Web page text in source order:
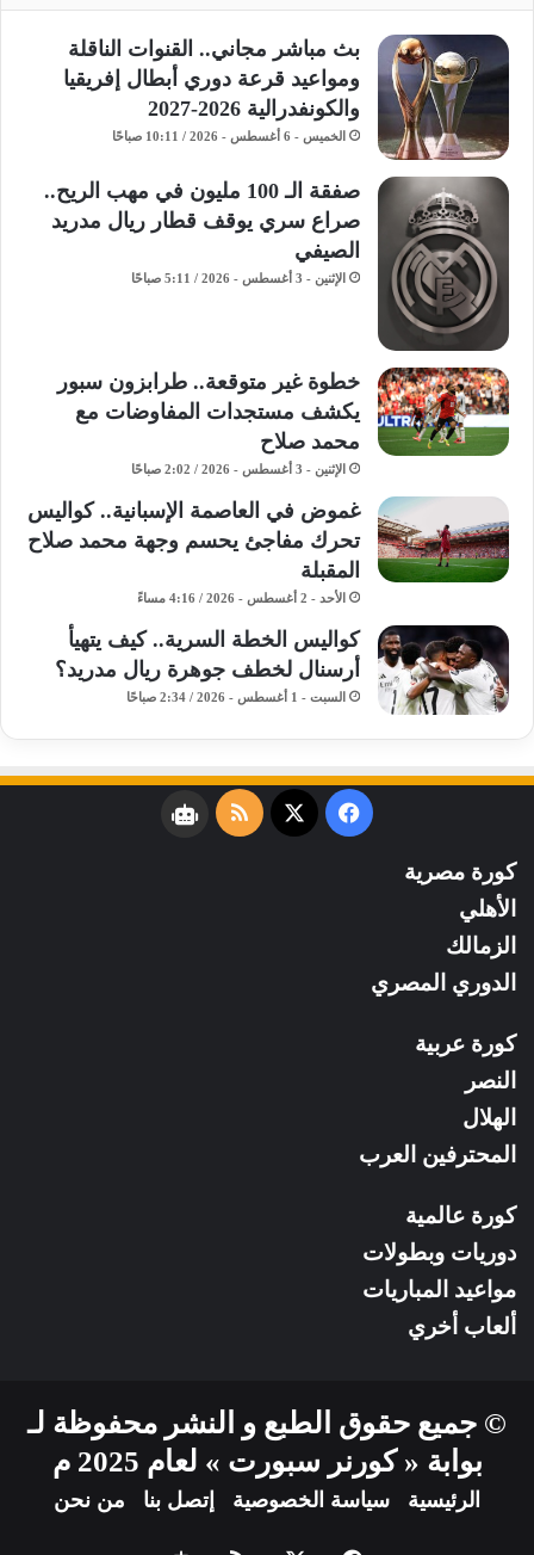
بث مباشر مجاني.. القنوات الناقلة
ومواعيد قرعة دوري أبطال إفريقيا
والكونفدرالية 2026-2027
الخميس - 6 أغسطس - 2026 / 10:11 صباحًا
صفقة الـ 100 مليون في مهب الريح..
صراع سري يوقف قطار ريال مدريد
الصيفي
الإثنين - 3 أغسطس - 2026 / 5:11 صباحًا
خطوة غير متوقعة.. طرابزون سبور
يكشف مستجدات المفاوضات مع
محمد صلاح
الإثنين - 3 أغسطس - 2026 / 2:02 صباحًا
غموض في العاصمة الإسبانية.. كواليس
تحرك مفاجئ يحسم وجهة محمد صلاح
المقبلة
الأحد - 2 أغسطس - 2026 / 4:16 مساءً
كواليس الخطة السرية.. كيف يتهيأ
أرسنال لخطف جوهرة ريال مدريد؟
السبت - 1 أغسطس - 2026 / 2:34 صباحًا
فيسبوك
‫X
ملخصنبض
كورة مصرية
الأهلي
الزمالك
الدوري المصري
كورة عربية
النصر
الهلال
المحترفين العرب
كورة عالمية
دوريات وبطولات
مواعيد المباريات
ألعاب أخري
© جميع حقوق الطبع و النشر محفوظة لـ
بوابة « كورنر سبورت » لعام 2025 م
الرئيسية سياسة الخصوصية إتصل بنا من نحن